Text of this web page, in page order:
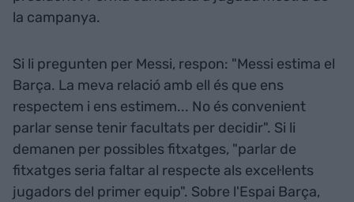
la campanya.
Si li pregunten per Messi, respon: "Messi estima el
Barça. La meva relació amb ell és que ens
respectem i ens estimem... No és convenient
parlar sense tenir facultats per decidir". Si li
demanen per possibles fitxatges, "parlar de
fitxatges seria faltar al respecte als excel·lents
jugadors del primer equip". Sobre l'Espai Barça,